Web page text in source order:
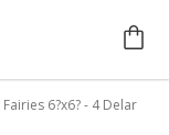
6?x6? - 4 Delar